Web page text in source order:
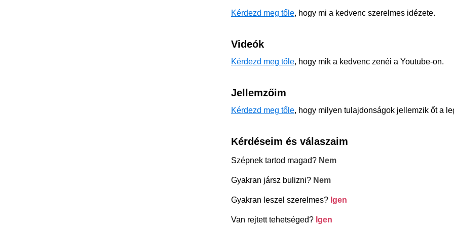
Kérdezd meg tőle, hogy mi a kedvenc szerelmes idézete.
Videók
Kérdezd meg tőle, hogy mik a kedvenc zenéi a Youtube-on.
Jellemzőim
Kérdezd meg tőle, hogy milyen tulajdonságok jellemzik őt a
Kérdéseim és válaszaim
Szépnek tartod magad? Nem
Gyakran jársz bulizni? Nem
Gyakran leszel szerelmes? Igen
Van rejtett tehetséged? Igen